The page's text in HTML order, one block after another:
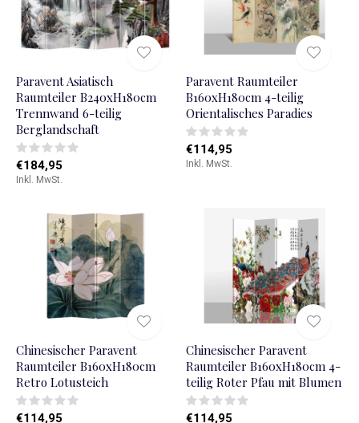
Paravent Asiatisch
Raumteiler B240xH180cm
Trennwand 6-teilig
Berglandschaft
€184,95
Inkl. MwSt.
Paravent Raumteiler
B160xH180cm 4-teilig
Orientalisches Paradies
€114,95
Inkl. MwSt.
Chinesischer Paravent
Raumteiler B160xH180cm
Retro Lotusteich
€114,95
Chinesischer Paravent
Raumteiler B160xH180cm 4-
teilig Roter Pfau mit Blumen
€114,95